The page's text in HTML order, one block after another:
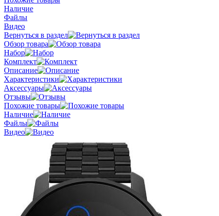
Наличие
Файлы
Видео
Вернуться в раздел
Обзор товара
Набор
Комплект
Описание
Характеристики
Аксессуары
Отзывы
Похожие товары
Наличие
Файлы
Видео